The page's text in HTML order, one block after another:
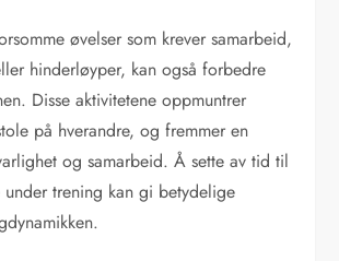
øvelser som krever samarbeid,
hinderløyper, kan også forbedre
Disse aktivitetene oppmuntrer
på hverandre, og fremmer en
og samarbeid. Å sette av tid til
under trening kan gi betydelige